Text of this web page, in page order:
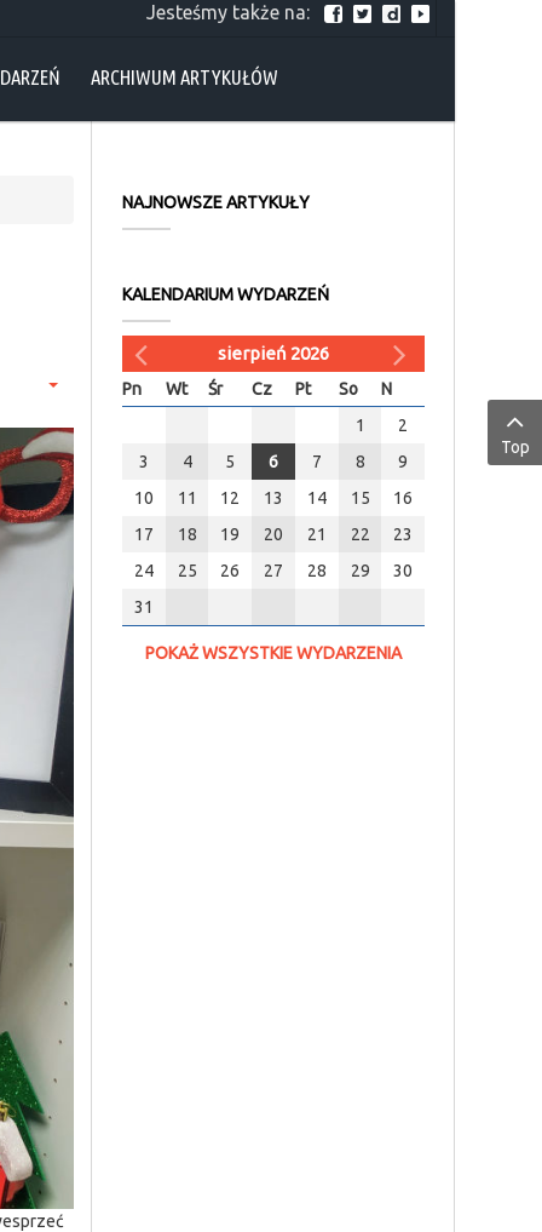
Jesteśmy także na:
ARCHIWUM ARTYKUŁÓW
NAJNOWSZE ARTYKUŁY
KALENDARIUM WYDARZEŃ
sierpień 2026
Pn Wt Śr Cz Pt So
N
1
2
3
4 5 6 7 8
9
10
11 12 13 14 15
16
17
18 19 20 21 22
23
24
25 26 27 28 29
30
31
POKAŻ WSZYSTKIE WYDARZENIA
Top